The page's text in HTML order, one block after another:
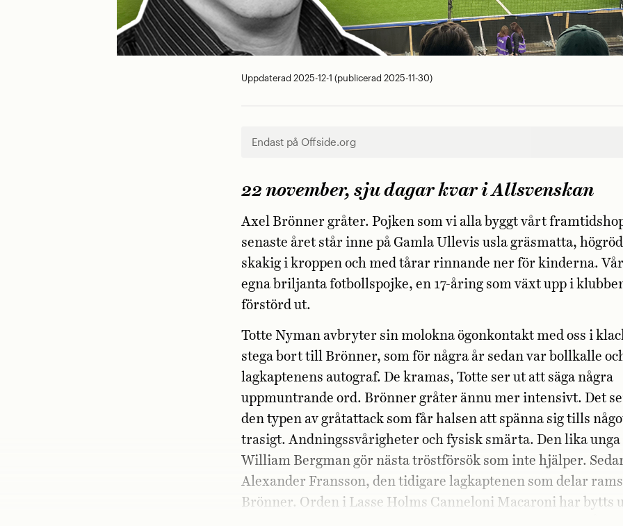
Uppdaterad 2025-12-1 (publicerad 2025-11-30)
Endast på Offside.org
22 november, sju dagar kvar i Allsvenskan
Axel Brönner gråter. Pojken som vi alla byggt vårt
senaste året står inne på Gamla Ullevis usla gräsmatta,
skakig i kroppen och med tårar rinnande ner för kinderna.
egna briljanta fotbollspojke, en 17-åring som växt upp i
förstörd ut.
Totte Nyman avbryter sin molokna ögonkontakt med oss i
stega bort till Brönner, som för några år sedan var bollkalle
lagkaptenens autograf. De kramas, Totte ser ut att säga några
uppmuntrande ord. Brönner gråter ännu mer intensivt. Det
den typen av gråtattack som får halsen att spänna sig tills
trasigt. Andningssvårigheter och fysisk smärta. Den lika unga
William Bergman gör nästa tröstförsök som inte hjälper.
Alexander Fransson, den tidigare lagkaptenen som delar
Brönner. Orden i Lasse Holms Canneloni Macaroni har bytts